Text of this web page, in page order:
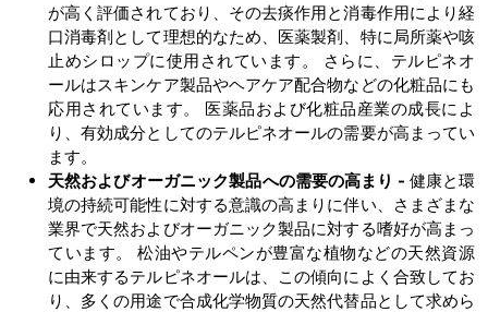
が高く評価されており、その去痰作用と消毒作用により経
口消毒剤として理想的なため、医薬製剤、特に局所薬や咳
止めシロップに使用されています。 さらに、テルピネオ
ールはスキンケア製品やヘアケア配合物などの化粧品にも
応用されています。 医薬品および化粧品産業の成長によ
り、有効成分としてのテルピネオールの需要が高まってい
ます。
天然およびオーガニック製品への需要の高まり - 健康と環
境の持続可能性に対する意識の高まりに伴い、さまざまな
業界で天然およびオーガニック製品に対する嗜好が高まっ
ています。 松油やテルペンが豊富な植物などの天然資源
に由来するテルピネオールは、この傾向によく合致してお
り、多くの用途で合成化学物質の天然代替品として求めら